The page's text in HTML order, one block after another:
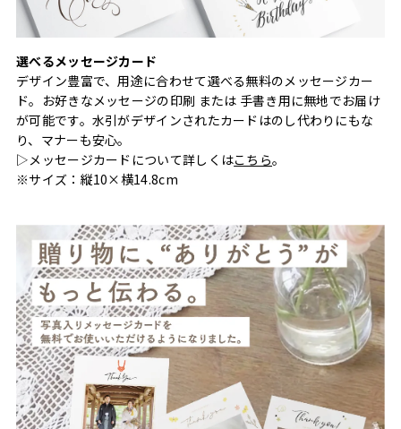
選べるメッセージカード
デザイン豊富で、用途に合わせて選べる無料のメッセージカー
ド。お好きなメッセージの印刷 または 手書き用に無地でお届け
が可能です。水引がデザインされたカードはのし代わりにもな
り、マナーも安心。
▷メッセージカードについて詳しくはこちら。
※サイズ：縦10×横14.8cm